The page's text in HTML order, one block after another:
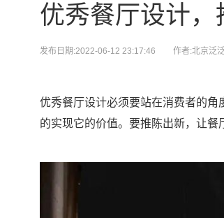
优秀餐厅设计
发布日期:2022-06-12 23:17:46 作者:北京泛
优秀餐厅设计必须要站在消费者的
的实现它的价值。要推陈出新，让餐